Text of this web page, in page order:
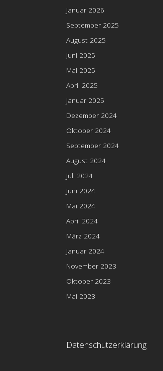
Januar 2026
September 2025
August 2025
Juni 2025
Mai 2025
April 2025
Januar 2025
Dezember 2024
Oktober 2024
September 2024
August 2024
Juli 2024
Juni 2024
Mai 2024
April 2024
März 2024
Januar 2024
November 2023
Oktober 2023
Mai 2023
Datenschutzerklärung